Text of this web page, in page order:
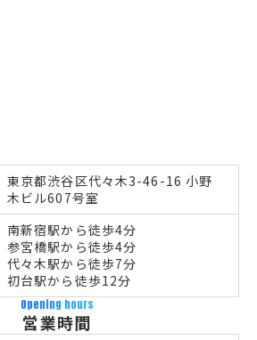
東京都渋谷区代々木3-46-16 小野
木ビル607号室
南新宿駅から徒歩4分
参宮橋駅から徒歩4分
代々木駅から徒歩7分
初台駅から徒歩12分
Opening hours
営業時間